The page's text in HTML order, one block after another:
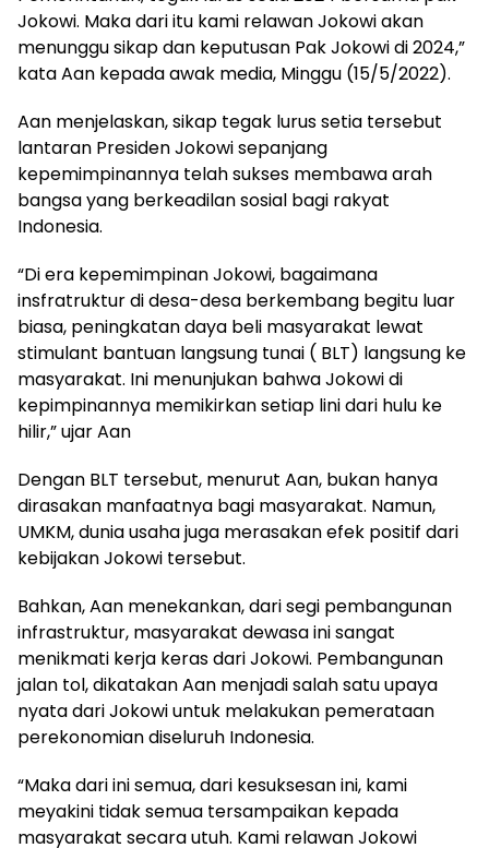
Jokowi. Maka dari itu kami relawan Jokowi akan
menunggu sikap dan keputusan Pak Jokowi di 2024,”
kata Aan kepada awak media, Minggu (15/5/2022).
Aan menjelaskan, sikap tegak lurus setia tersebut
lantaran Presiden Jokowi sepanjang
kepemimpinannya telah sukses membawa arah
bangsa yang berkeadilan sosial bagi rakyat
Indonesia.
“Di era kepemimpinan Jokowi, bagaimana
insfratruktur di desa-desa berkembang begitu luar
biasa, peningkatan daya beli masyarakat lewat
stimulant bantuan langsung tunai ( BLT) langsung ke
masyarakat. Ini menunjukan bahwa Jokowi di
kepimpinannya memikirkan setiap lini dari hulu ke
hilir,” ujar Aan
Dengan BLT tersebut, menurut Aan, bukan hanya
dirasakan manfaatnya bagi masyarakat. Namun,
UMKM, dunia usaha juga merasakan efek positif dari
kebijakan Jokowi tersebut.
Bahkan, Aan menekankan, dari segi pembangunan
infrastruktur, masyarakat dewasa ini sangat
menikmati kerja keras dari Jokowi. Pembangunan
jalan tol, dikatakan Aan menjadi salah satu upaya
nyata dari Jokowi untuk melakukan pemerataan
perekonomian diseluruh Indonesia.
“Maka dari ini semua, dari kesuksesan ini, kami
meyakini tidak semua tersampaikan kepada
masyarakat secara utuh. Kami relawan Jokowi